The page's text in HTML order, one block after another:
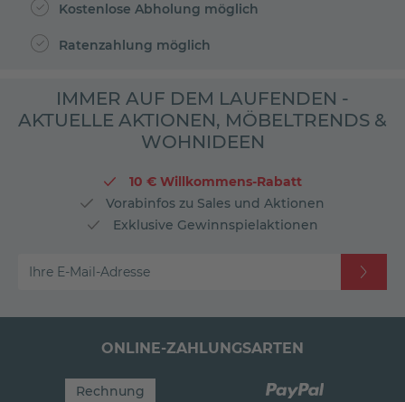
Kostenlose Abholung möglich
Ratenzahlung möglich
IMMER AUF DEM LAUFENDEN -
AKTUELLE AKTIONEN, MÖBELTRENDS &
WOHNIDEEN
10 € Willkommens-Rabatt
Vorabinfos zu Sales und Aktionen
Exklusive Gewinnspielaktionen
Ihre E-Mail-Adresse
ONLINE-ZAHLUNGSARTEN
Rechnung